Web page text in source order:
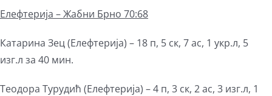
Елефтерија – Жабни Брно 70:68
Катарина Зец (Елефтерија) – 18 п, 5 ск, 7 ас, 1 укр.л, 5
изг.л за 40 мин.
Теодора Турудић (Елефтерија) – 4 п, 3 ск, 2 ас, 3 изг.л, 1